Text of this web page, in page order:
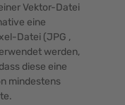
Vektor-Datei
eine
Datei (JPG ,
werden,
diese eine
mindestens